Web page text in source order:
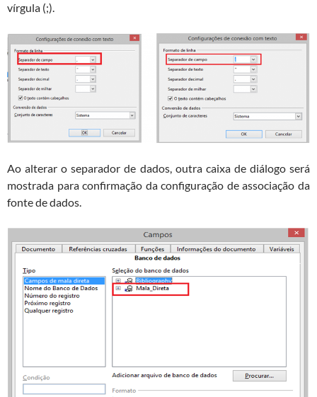
vírgula (;).
Ao alterar o separador de dados, outra caixa de diálogo será
mostrada para confirmação da configuração de associação da
fonte de dados.